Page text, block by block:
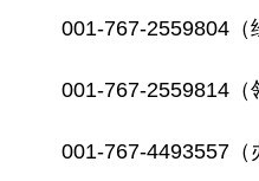
2559804（经
2559814（领
4493557（办